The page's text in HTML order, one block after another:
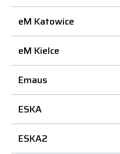
eM Katowice
eM Kielce
Emaus
ESKA
ESKA2